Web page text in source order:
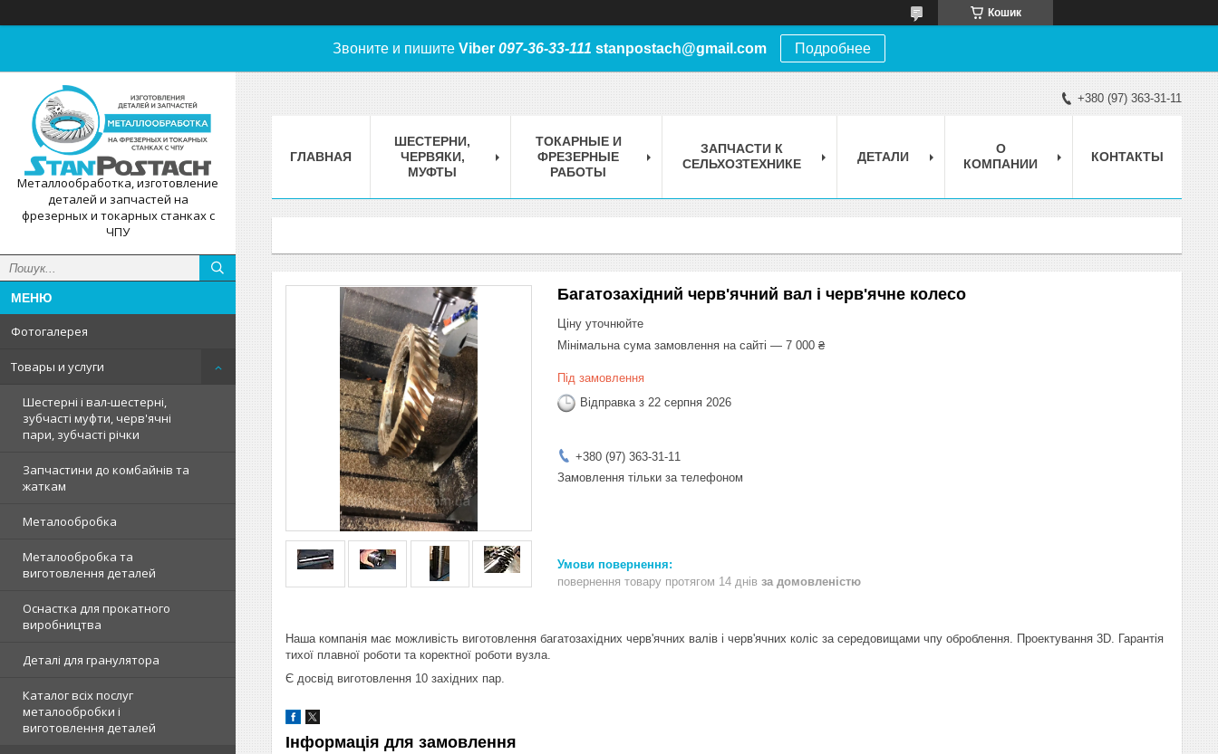
Кошик
Звоните и пишите Viber 097-36-33-111 stanpostach@gmail.com Подробнее
Металлообработка, изготовление
деталей и запчастей на
фрезерных и токарных станках с
ЧПУ
Фотогалерея
Товары и услуги
Шестерні і вал-шестерні,
зубчасті муфти, черв'ячні
пари, зубчасті річки
Запчастини до комбайнів та
жаткам
Металообробка
Металообробка та
виготовлення деталей
Оснастка для прокатного
виробництва
Деталі для гранулятора
Каталог всіх послуг
металообробки і
виготовлення деталей
+380 (97) 363-31-11
ГЛАВНАЯ
ШЕСТЕРНИ,
ЧЕРВЯКИ,
МУФТЫ
ТОКАРНЫЕ И
ФРЕЗЕРНЫЕ
РАБОТЫ
ЗАПЧАСТИ К
СЕЛЬХОЗТЕХНИКЕ
ДЕТАЛИ
О
КОМПАНИИ
КОНТАКТЫ
Багатозахідний черв'ячний вал і черв'ячне колесо
Ціну уточнюйте
Мінімальна сума замовлення на сайті — 7 000 ₴
Під замовлення
Відправка з 22 серпня 2026
+380 (97) 363-31-11
Замовлення тільки за телефоном
повернення товару протягом 14 днів за домовленістю
Наша компанія має можливість виготовлення багатозахідних черв'ячних валів і черв'ячних коліс за середовищами чпу оброблення. Проектування 3D. Гарантія
тихої плавної роботи та коректної роботи вузла.
Є досвід виготовлення 10 західних пар.
Інформація для замовлення